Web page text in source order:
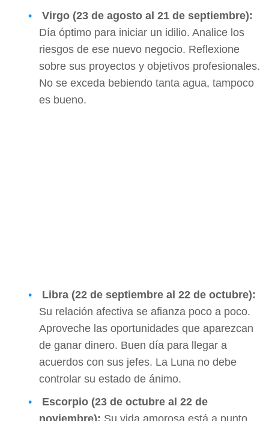
Virgo (23 de agosto al 21 de septiembre):
Día óptimo para iniciar un idilio. Analice los
riesgos de ese nuevo negocio. Reflexione
sobre sus proyectos y objetivos profesionales.
No se exceda bebiendo tanta agua, tampoco
es bueno.
Libra (22 de septiembre al 22 de octubre):
Su relación afectiva se afianza poco a poco.
Aproveche las oportunidades que aparezcan
de ganar dinero. Buen día para llegar a
acuerdos con sus jefes. La Luna no debe
controlar su estado de ánimo.
Escorpio (23 de octubre al 22 de
noviembre): Su vida amorosa está a punto